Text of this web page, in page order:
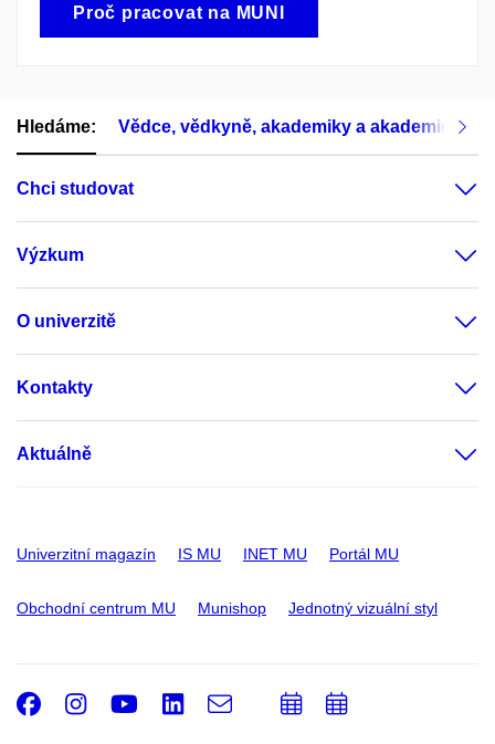
Proč pracovat na MUNI
Hledáme: Vědce, vědkyně, akademiky a akademičky
Chci studovat
Výzkum
O univerzitě
Kontakty
Aktuálně
Univerzitní magazín IS MU INET MU Portál MU
Obchodní centrum MU Munishop Jednotný vizuální styl
Facebook
Instagram
Youtube
LinkedIn
e-
PřidatPřidat